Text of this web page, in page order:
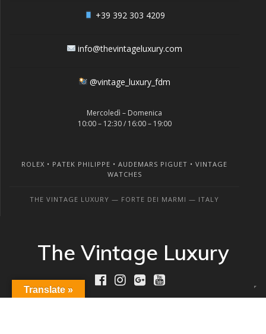
+39 392 303 4209
info@thevintageluxury.com
@vintage_luxury_fdm
Mercoledì – Domenica
10:00 – 12:30 / 16:00 – 19:00
ROLEX • PATEK PHILIPPE • AUDEMARS PIGUET • VINTAGE
WATCHES
THE VINTAGE LUXURY — FORTE DEI MARMI — ITALY
The Vintage Luxury
Translate »